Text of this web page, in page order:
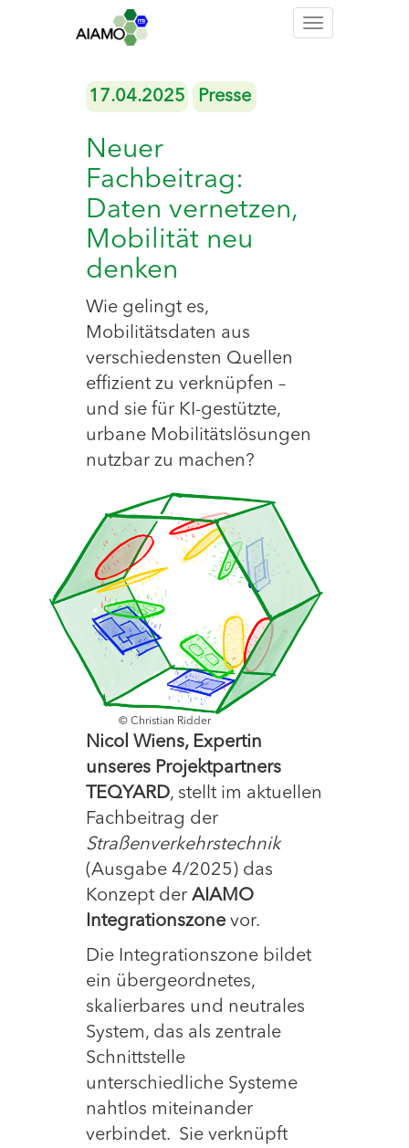
Toggle
17.04.2025 Presse
Neuer
Fachbeitrag:
Daten vernetzen,
Mobilität neu
denken
Wie gelingt es,
Mobilitätsdaten aus
verschiedensten Quellen
effizient zu verknüpfen –
und sie für KI-gestützte,
urbane Mobilitätslösungen
nutzbar zu machen?
© Christian Ridder
Nicol Wiens, Expertin
unseres Projektpartners
TEQYARD, stellt im aktuellen
Fachbeitrag der
Straßenverkehrstechnik
(Ausgabe 4/2025) das
Konzept der AIAMO
Integrationszone vor.
Die Integrationszone bildet
ein übergeordnetes,
skalierbares und neutrales
System, das als zentrale
Schnittstelle
unterschiedliche Systeme
nahtlos miteinander
verbindet. Sie verknüpft